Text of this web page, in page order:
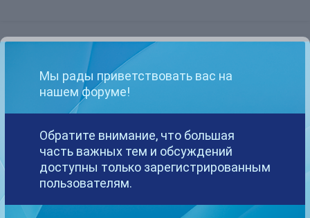
Dominika
Опубликовано13 февраля, 2017
В 13.02.2017 в 11:18, Oika85 сказал:
Кто-то пробовал выводить через валютный чек?
Сначала сайт высылает по почте, потом в банк сдаете и через
Мы рады приветствовать вас на
нашем форуме!
Обратите внимание, что большая
часть важных тем и обсуждений
доступны только зарегистрированным
пользователям.